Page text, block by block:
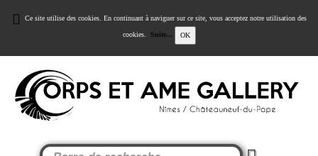
Ce site utilise des cookies. En continuant à naviguer sur ce site, vous acceptez notre utilisation des
cookies. Suite... OK